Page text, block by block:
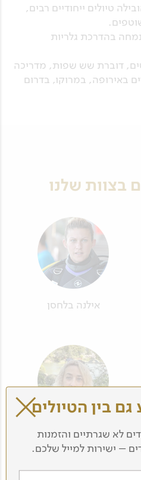
טיולים ייחודיים רבים,
בהדרכת גלריות
דוברת שש שפות, מדריכה
באירופה, במרוקו, בדרום
בצוות שלנו
אילנה בלחסן
טל לירון
בין הטיולים
לא שגרתיים והזמנות
– ישירות למייל שלכם.